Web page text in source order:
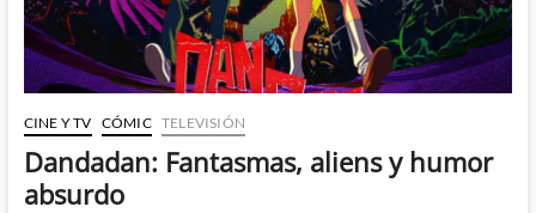
CINE Y TV CÓMIC TELEVISIÓN
Dandadan: Fantasmas, aliens y humor
absurdo